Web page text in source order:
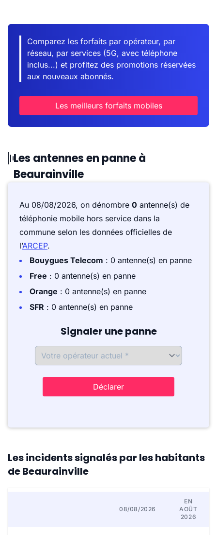
Comparez les forfaits par opérateur, par
réseau, par services (5G, avec téléphone
inclus...) et profitez des promotions réservées
aux nouveaux abonnés.
Les meilleurs forfaits mobiles
Les antennes en panne à
Beaurainville
Au 08/08/2026, on dénombre 0 antenne(s) de
téléphonie mobile hors service dans la
commune selon les données officielles de
l’ARCEP.
Bouygues Telecom : 0 antenne(s) en panne
Free : 0 antenne(s) en panne
Orange : 0 antenne(s) en panne
SFR : 0 antenne(s) en panne
Signaler une panne
Déclarer
Les incidents signalés par les habitants
de Beaurainville
08/08/2026
EN
AOÛT
2026